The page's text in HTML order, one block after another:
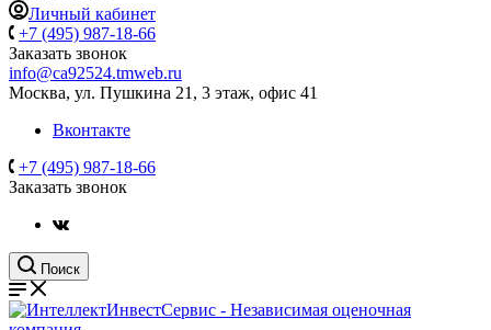
Личный кабинет
+7 (495) 987-18-66
Заказать звонок
info@ca92524.tmweb.ru
Москва, ул. Пушкина 21, 3 этаж, офис 41
Вконтакте
+7 (495) 987-18-66
Заказать звонок
Поиск